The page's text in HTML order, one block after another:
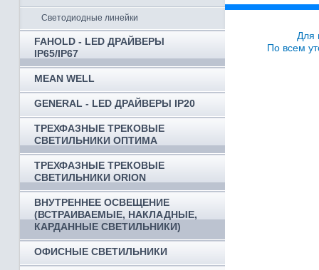
Светодиодные линейки
FAHOLD - LED ДРАЙВЕРЫ
IP65/IP67
MEAN WELL
GENERAL - LED ДРАЙВЕРЫ IP20
ТРЕХФАЗНЫЕ ТРЕКОВЫЕ
СВЕТИЛЬНИКИ ОПТИМА
ТРЕХФАЗНЫЕ ТРЕКОВЫЕ
СВЕТИЛЬНИКИ ORION
ВНУТРЕННЕЕ ОСВЕЩЕНИЕ
(ВСТРАИВАЕМЫЕ, НАКЛАДНЫЕ,
КАРДАННЫЕ СВЕТИЛЬНИКИ)
ОФИСНЫЕ СВЕТИЛЬНИКИ
Для
По всем